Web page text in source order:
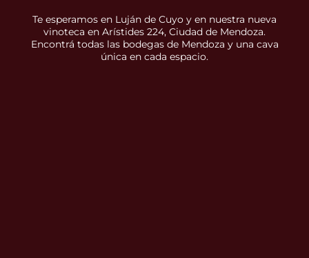
Te esperamos en Luján de Cuyo y en nuestra nueva
vinoteca en Arístides 224, Ciudad de Mendoza.
Encontrá todas las bodegas de Mendoza y una cava
única en cada espacio.